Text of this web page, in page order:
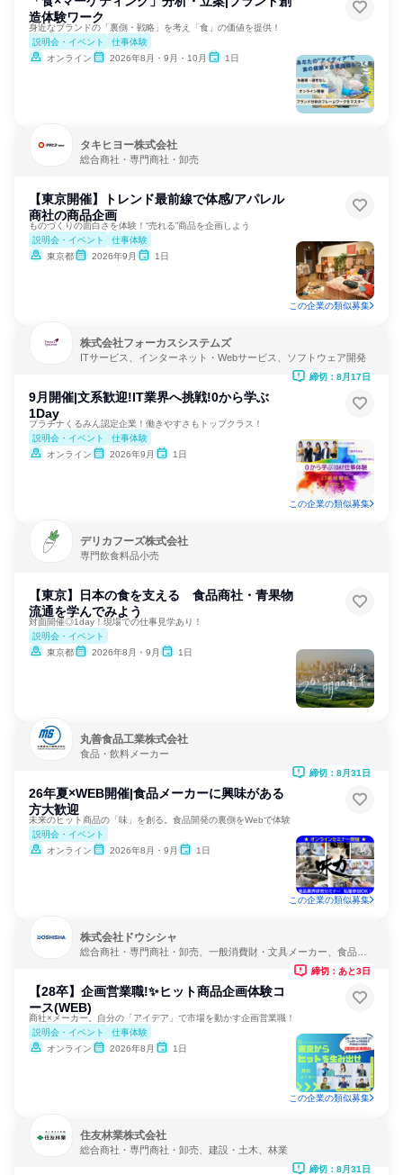
造体験ワーク
身近なブランドの「裏側・戦略」を考え「食」の価値を提供！
説明会・イベント
仕事体験
オンライン
2026年8月・9月・10月 1日
タキヒヨー株式会社
総合商社・専門商社・卸売
【東京開催】トレンド最前線で体感/アパレル
商社の商品企画
ものづくりの面白さを体験！“売れる”商品を企画しよう
説明会・イベント
仕事体験
東京都
2026年9月 1日
この企業の類似募集
株式会社フォーカスシステムズ
ITサービス、インターネット・Webサービス、ソフトウェア開発
9月開催|文系歓迎!IT業界へ挑戦!0から学ぶ
1Day
プラチナくるみん認定企業！働きやすさもトップクラス！
説明会・イベント
仕事体験
オンライン
2026年9月 1日
締切：8月17日
この企業の類似募集
デリカフーズ株式会社
専門飲食料品小売
【東京】日本の食を支える 食品商社・青果物
流通を学んでみよう
対面開催◎1day！現場での仕事見学あり！
説明会・イベント
東京都
2026年8月・9月 1日
丸善食品工業株式会社
食品・飲料メーカー
26年夏×WEB開催|食品メーカーに興味がある
方大歓迎
未来のヒット商品の「味」を創る。食品開発の裏側をWebで体験
説明会・イベント
オンライン
2026年8月・9月 1日
締切：8月31日
この企業の類似募集
株式会社ドウシシャ
総合商社・専門商社・卸売、一般消費財・文具メーカー、食品・
【28卒】企画営業職!✨ヒット商品企画体験コ
ース(WEB)
商社×メーカー。自分の「アイデア」で市場を動かす企画営業職！
説明会・イベント
仕事体験
オンライン
2026年8月 1日
締切：あと3日
この企業の類似募集
住友林業株式会社
総合商社・専門商社・卸売、建設・土木、林業
締切：8月31日